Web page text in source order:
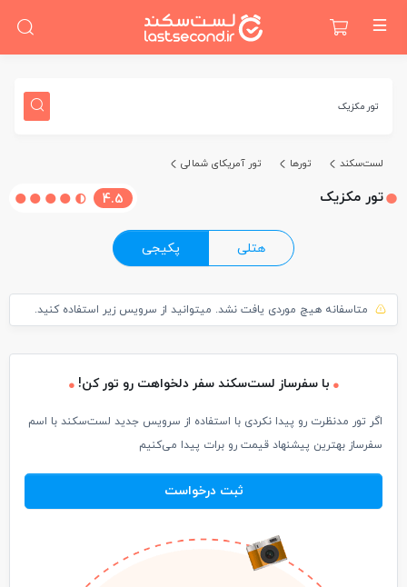
تور مکزیک
لست‌سکند تورها تور آمریکای شمالی
تور مکزیک 4.5
هتلی پکیجی
متاسفانه هیچ موردی یافت نشد. میتوانید از سرویس زیر استفاده کنید.
با سفرساز لست‌سکند سفر دلخواهت رو تور کن!
اگر تور مدنظرت رو پیدا نکردی با استفاده از سرویس جدید لست‌سکند با اسم
سفرساز بهترین پیشنهاد قیمت رو برات پیدا می‌کنیم
ثبت درخواست